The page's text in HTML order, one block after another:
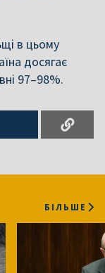
в цьому
досягає
97–98%.
БІЛЬШЕ